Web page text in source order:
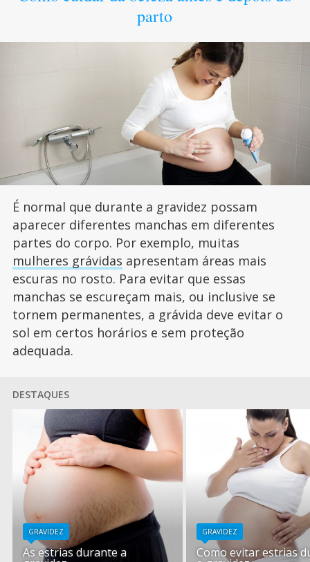
parto
É normal que durante a gravidez possam
aparecer diferentes manchas em diferentes
partes do corpo. Por exemplo, muitas
mulheres grávidas apresentam áreas mais
escuras no rosto. Para evitar que essas
manchas se escureçam mais, ou inclusive se
tornem permanentes, a grávida deve evitar o
sol em certos horários e sem proteção
adequada.
DESTAQUES
GRAVIDEZ
As estrias durante a
GRAVIDEZ
Como evitar estrias